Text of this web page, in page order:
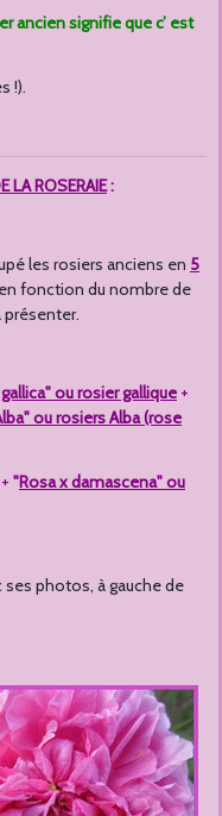
ancien signifie que c’ est
!).
LA ROSERAIE:
les rosiers anciens en 5
fonction du nombre de
ou rosier gallique +
ou rosiers Alba (rose
+ "Rosa x damascena" ou
photos, à gauche de